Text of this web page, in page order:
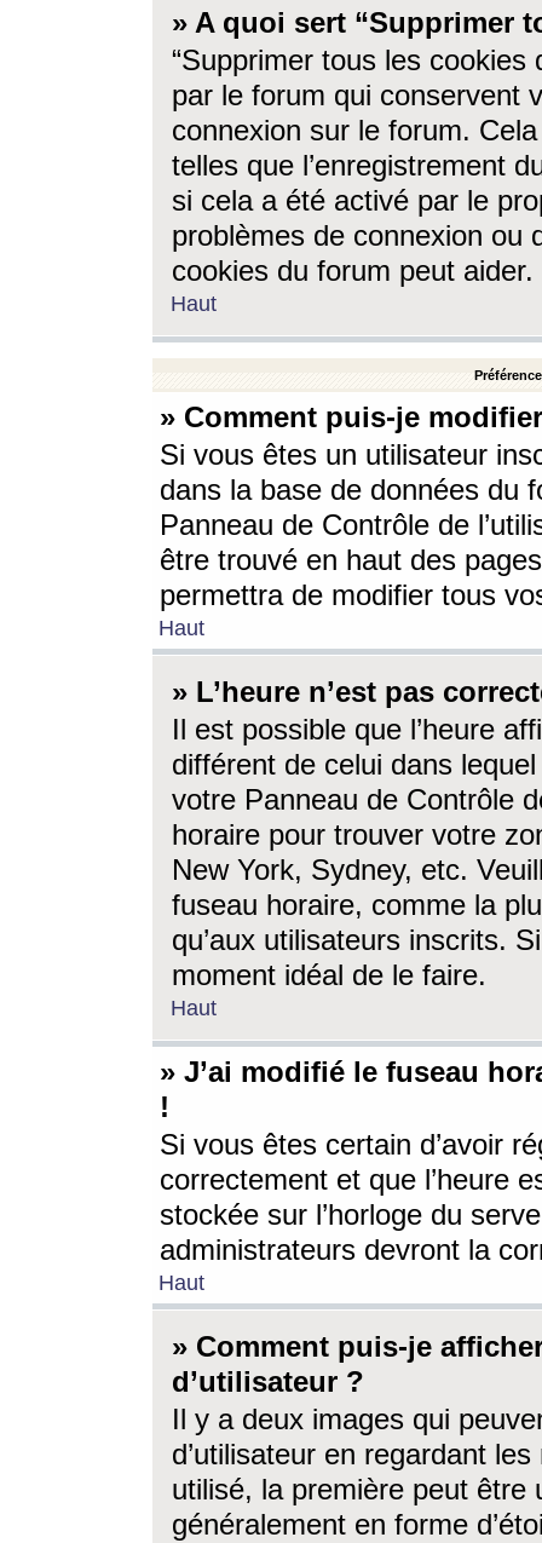
» A quoi sert “Supprimer
“Supprimer tous les cookies
par le forum qui conservent
connexion sur le forum.
telles que l’enregistrement
si cela a été activé par le
problèmes de connexion ou
cookies du forum peut aider.
Haut
» Comment puis-je
Si vous êtes un utilisateur
dans la base de données du
Panneau de Contrôle de
être trouvé en haut des
permettra de modifier tous
Haut
» L’heure n’est pas
Il est possible que l’heure
différent de celui dans
votre Panneau de Contrôle
horaire pour trouver votre
New York, Sydney, etc.
fuseau horaire, comme la
qu’aux utilisateurs inscrits.
moment idéal de le faire.
Haut
» J’ai modifié le fuseau
!
Si vous êtes certain d’avoir
correctement et que l’heure
stockée sur l’horloge du
administrateurs devront la
Haut
» Comment puis-je
d’utilisateur ?
Il y a deux images qui
d’utilisateur en regardant
utilisé, la première peut être
généralement en forme